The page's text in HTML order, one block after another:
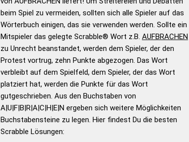
Gültigkeit eines Wortes für das Scrabble-Spiel zu
bestimmen! zugelassene Turnier Scrabble-
Wörterbücher sind:
Duden – Standardwerk in 12
Bänden
Duden – Richtiges und gutes
Deutsch
Duden – Die deutsche Grammatik
Duden – Deutsches
Universalwörterbuch
beim Spiel zu vermeiden, sollten sich alle Spieler auf das
Wörterbuch einigen, das sie verwenden werden. Sollte ein
Mitspieler das gelegte Scrabble® Wort z.B. AUFBRACHEN
zu Unrecht beanstandet, werden dem Spieler, der den
Protest vortrug, zehn Punkte abgezogen. Das Wort
verbleibt auf dem Spielfeld, dem Spieler, der das Wort
platziert hat, werden die Punkte für das Wort
gutgeschrieben. Aus den Buchstaben von
A|U|F|B|R|A|C|H|E|N ergeben sich weitere Möglichkeiten
Buchstabensteine zu legen. Hier findest Du die besten
Scrabble Lösungen: